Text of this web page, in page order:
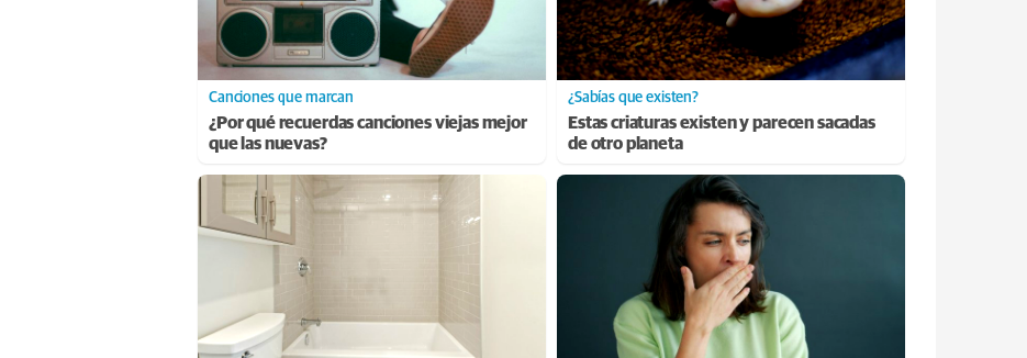
Canciones que marcan
¿Por qué recuerdas canciones viejas mejor
que las nuevas?
¿Sabías que existen?
Estas criaturas existen y parecen sacadas
de otro planeta